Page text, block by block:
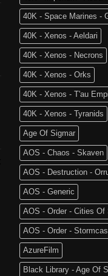
40K - Space Marines -
40K - Xenos - Aeldari
40K - Xenos - Necrons
40K - Xenos - Orks
40K - Xenos - T'au
40K - Xenos - Tyranids
Age Of Sigmar
AOS - Chaos - Skaven
AOS - Destruction -
AOS - Generic
AOS - Order - Cities Of
AOS - Order -
AzureFilm
Black Library - Age Of